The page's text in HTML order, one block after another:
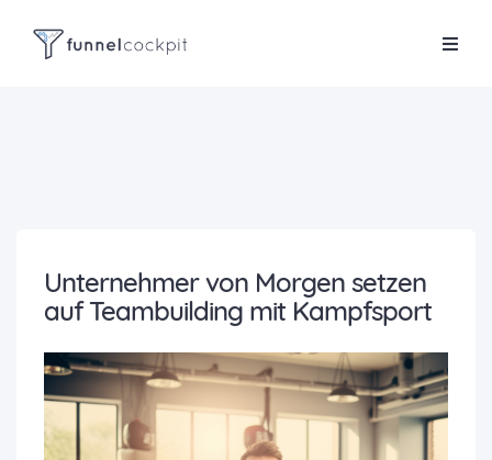
Unternehmer von Morgen setzen
auf Teambuilding mit Kampfsport